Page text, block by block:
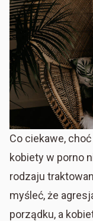
Co ciekawe,
kobiety w porno
rodzaju
myśleć, że
porządku, a